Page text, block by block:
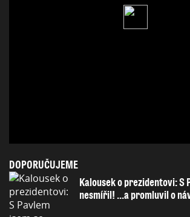
DOPORUČUJEME
Kalousek o prezidentovi: S
nesmířil! ...a promluvil o